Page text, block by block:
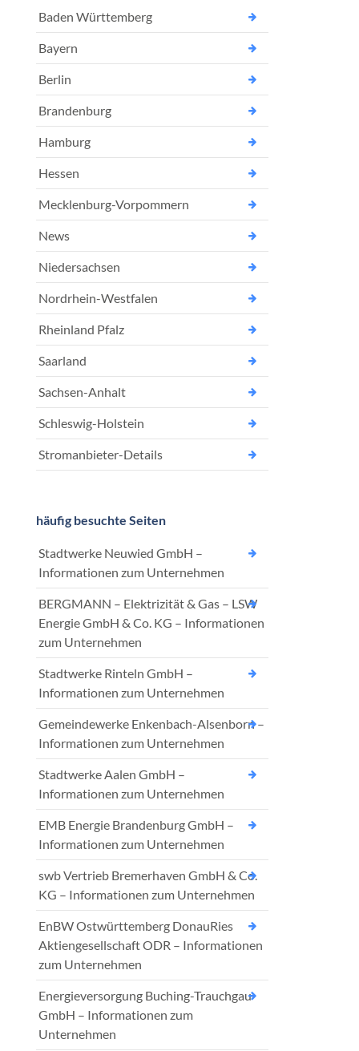
Baden Württemberg
Bayern
Berlin
Brandenburg
Hamburg
Hessen
Mecklenburg-Vorpommern
News
Niedersachsen
Nordrhein-Westfalen
Rheinland Pfalz
Saarland
Sachsen-Anhalt
Schleswig-Holstein
Stromanbieter-Details
häufig besuchte Seiten
Stadtwerke Neuwied GmbH –
Informationen zum Unternehmen
BERGMANN – Elektrizität & Gas – LSW
Energie GmbH & Co. KG – Informationen
zum Unternehmen
Stadtwerke Rinteln GmbH –
Informationen zum Unternehmen
Gemeindewerke Enkenbach-Alsenborn –
Informationen zum Unternehmen
Stadtwerke Aalen GmbH –
Informationen zum Unternehmen
EMB Energie Brandenburg GmbH –
Informationen zum Unternehmen
swb Vertrieb Bremerhaven GmbH & Co.
KG – Informationen zum Unternehmen
EnBW Ostwürttemberg DonauRies
Aktiengesellschaft ODR – Informationen
zum Unternehmen
Energieversorgung Buching-Trauchgau
GmbH – Informationen zum
Unternehmen